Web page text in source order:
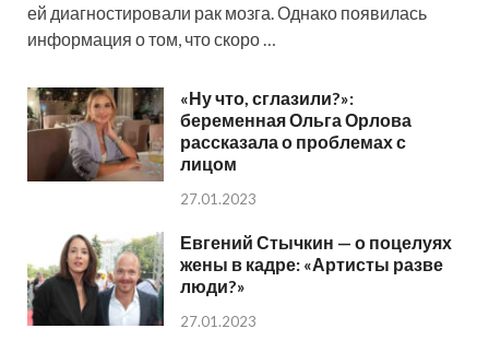
ей диагностировали рак мозга. Однако появилась
информация о том, что скоро …
«Ну что, сглазили?»:
беременная Ольга Орлова
рассказала о проблемах с
лицом
27.01.2023
Евгений Стычкин — о поцелуях
жены в кадре: «Артисты разве
люди?»
27.01.2023